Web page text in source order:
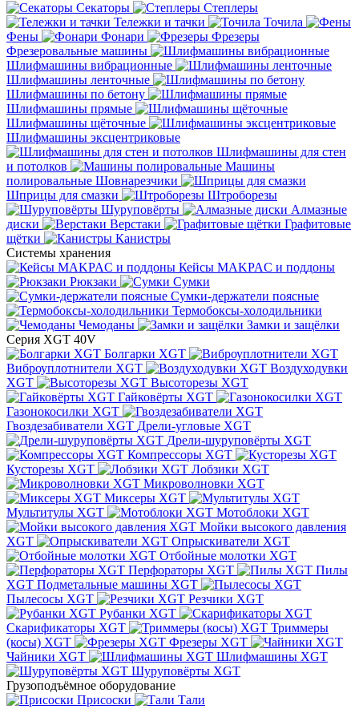
Секаторы
Степлеры
Тележки и тачки
Точила
Фены
Фонари
Фрезеры
Фрезеровальные машины
Шлифмашины вибрационные
Шлифмашины ленточные
Шлифмашины по бетону
Шлифмашины прямые
Шлифмашины щёточные
Шлифмашины эксцентриковые
Шлифмашины для стен
и потолков
Машины
полировальные Шовнарезчики
Шприцы для смазки
Штроборезы
Шуруповёрты
Алмазные
диски
Верстаки
Графитовые
щётки
Канистры
Системы хранения
Кейсы MAKPAC и поддоны
Рюкзаки
Сумки
Сумки-держатели поясные
Термобоксы-холодильники
Чемоданы
Замки и защёлки
Серия XGT 40V
Болгарки XGT
Виброуплотнители XGT
Воздуходувки
XGT
Высоторезы XGT
Гайковёрты XGT
Газонокосилки XGT
Гвоздезабиватели XGT Дрели-угловые XGT
Дрели-шуруповёрты XGT
Компрессоры XGT
Кусторезы XGT
Лобзики XGT
Микроволновки XGT
Миксеры XGT
Мультитулы XGT
Мотоблоки XGT
Мойки высокого давления
XGT
Опрыскиватели XGT
Отбойные молотки XGT
Перфораторы XGT
Пилы
XGT Подметальные машины XGT
Пылесосы XGT
Резчики XGT
Рубанки XGT
Скарификаторы XGT
Триммеры
(косы) XGT
Фрезеры XGT
Чайники XGT
Шлифмашины XGT
Шуруповёрты XGT
Грузоподъёмное оборудование
Присоски
Тали